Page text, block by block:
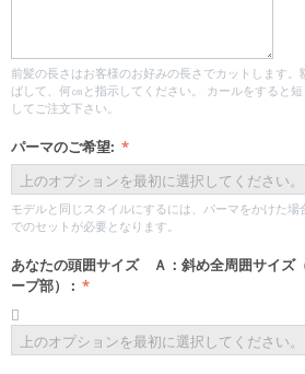
前髪の長さはお客様のお好みの長さでカットします
ばして、何㎝と指示してください。 カールをすると
してご注文下さい。
パーマのご希望:
モデルと同じスタイルにするには、パーマをかけた
でのセットが必要となります。
あなたの頭囲サイズ Ａ：斜め全周囲サイズ
ープ部） :